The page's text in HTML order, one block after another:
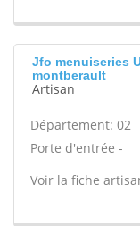
Jfo menuiseries
montberault
Artisan
Département: 02
Porte d'entrée -
Voir la fiche